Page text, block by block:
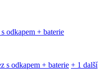
odkapem + baterie
s odkapem + baterie + 1 další